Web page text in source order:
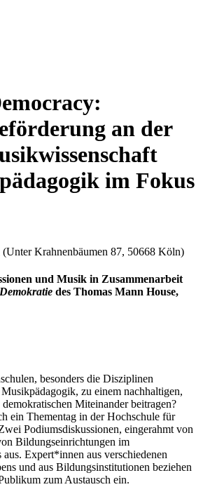
an der
im Fokus
(Unter Krahnenbäumen 87, 50668 Köln)
und Musik in Zusammenarbeit
des Thomas Mann House,
besonders die Disziplinen
zu einem nachhaltigen,
Miteinander beitragen?
ein Thementag in der Hochschule für
Podiumsdiskussionen, eingerahmt von
Bildungseinrichtungen im
Expert*innen aus verschiedenen
und aus Bildungsinstitutionen beziehen
zum Austausch ein.